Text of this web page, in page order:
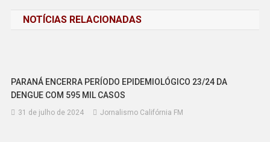
Post
NOTÍCIAS RELACIONADAS
PARANÁ ENCERRA PERÍODO EPIDEMIOLÓGICO 23/24 DA
DENGUE COM 595 MIL CASOS
31 de julho de 2024 Jornalismo Califórnia FM